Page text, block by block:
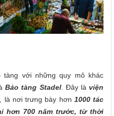
tàng với những quy mô khác
Bảo tàng Stadel. Đây làviện
, là nơi trưng bày hơn 1000 tác
hơn 700 năm trước, từ thời